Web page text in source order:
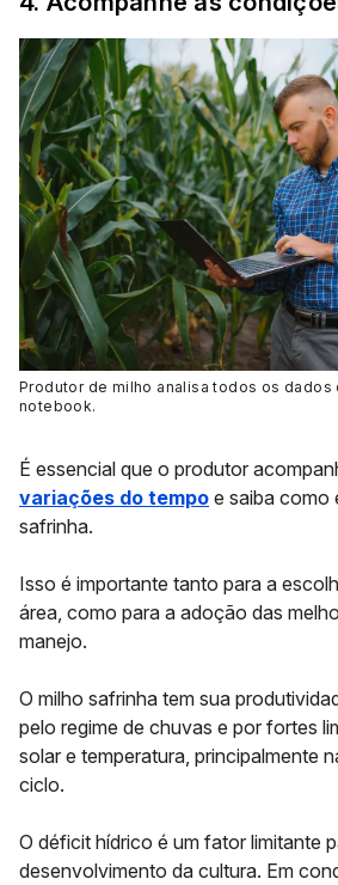
Produtor de milho analisa todos os dados
notebook.
É essencial que o produtor
variações do tempo e saiba como
safrinha.
Isso é importante tanto para a
área, como para a adoção das
manejo.
O milho safrinha tem sua
pelo regime de chuvas e por fortes
solar e temperatura , principalmente
ciclo.
O déficit hídrico é um fator limitante
desenvolvimento da cultura. Em